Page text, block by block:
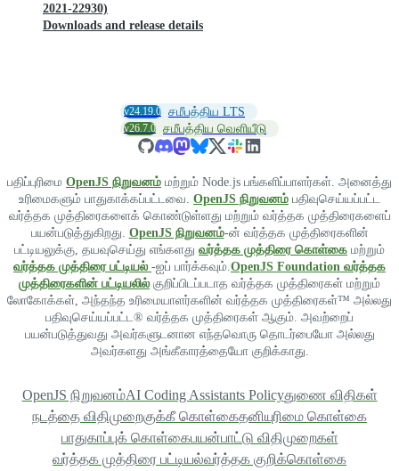
2021-22930)
Downloads and release details
v24.19.0 சமீபத்திய LTS
v26.7.0 சமீபத்திய வெளியீடு
பதிப்புரிமை OpenJS நிறுவனம் மற்றும் Node.js பங்களிப்பாளர்கள். அனைத்து
உரிமைகளும் பாதுகாக்கப்பட்டவை. OpenJS நிறுவனம் பதிவுசெய்யப்பட்ட
வர்த்தக முத்திரைகளைக் கொண்டுள்ளது மற்றும் வர்த்தக முத்திரைகளைப்
பயன்படுத்துகிறது. OpenJS நிறுவனம்-ன் வர்த்தக முத்திரைகளின்
பட்டியலுக்கு, தயவுசெய்து எங்களது வர்த்தக முத்திரை கொள்கை மற்றும்
வர்த்தக முத்திரை பட்டியல் -ஐப் பார்க்கவும். OpenJS Foundation வர்த்தக
முத்திரைகளின் பட்டியலில் குறிப்பிடப்படாத வர்த்தக முத்திரைகள் மற்றும்
லோகோக்கள், அந்தந்த உரிமையாளர்களின் வர்த்தக முத்திரைகள்™ அல்லது
பதிவுசெய்யப்பட்ட® வர்த்தக முத்திரைகள் ஆகும். அவற்றைப்
பயன்படுத்துவது அவர்களுடனான எந்தவொரு தொடர்பையோ அல்லது
அவர்களது அங்கீகாரத்தையோ குறிக்காது.
OpenJS நிறுவனம்AI Coding Assistants Policyதுணை விதிகள்
நடத்தை விதிமுறைகுக்கீ கொள்கைதனியுரிமை கொள்கை
பாதுகாப்புக் கொள்கைபயன்பாட்டு விதிமுறைகள்
வர்த்தக முத்திரை பட்டியல்வர்த்தக குறிக்கொள்கை